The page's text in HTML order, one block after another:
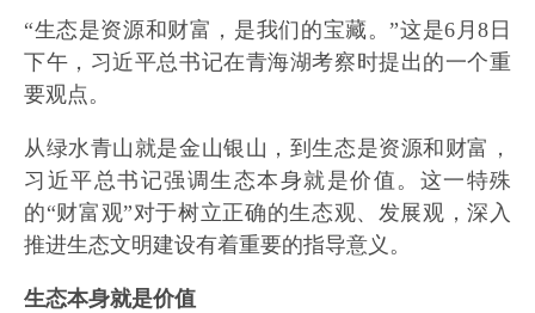
“生态是资源和财富，是我们的宝藏。”这是6月8日
下午，习近平总书记在青海湖考察时提出的一个重
要观点。
从绿水青山就是金山银山，到生态是资源和财富，
习近平总书记强调生态本身就是价值。这一特殊
的“财富观”对于树立正确的生态观、发展观，深入
推进生态文明建设有着重要的指导意义。
生态本身就是价值